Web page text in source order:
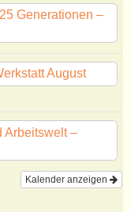
Generationen –
August
Arbeitswelt –
Kalender anzeigen